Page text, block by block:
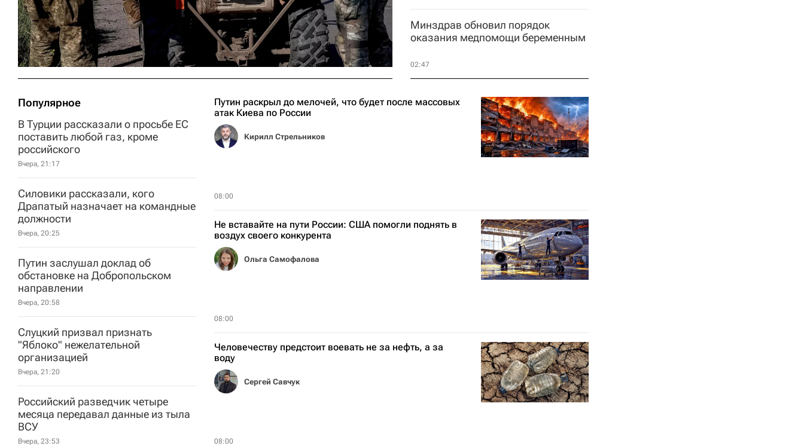
Минздрав обновил порядок
оказания медпомощи беременным
02:47
Популярное
В Турции рассказали о просьбе ЕС
поставить любой газ, кроме
российского
Вчера, 21:17
Силовики рассказали, кого
Драпатый назначает на командные
должности
Вчера, 20:25
Путин заслушал доклад об
обстановке на Добропольском
направлении
Вчера, 20:58
Слуцкий призвал признать
"Яблоко" нежелательной
организацией
Вчера, 21:20
Российский разведчик четыре
месяца передавал данные из тыла
ВСУ
Вчера, 23:53
Путин раскрыл до мелочей, что будет после массовых
атак Киева по России
Кирилл Стрельников
08:00
Не вставайте на пути России: США помогли поднять в
воздух своего конкурента
Ольга Самофалова
08:00
Человечеству предстоит воевать не за нефть, а за
воду
Сергей Савчук
08:00